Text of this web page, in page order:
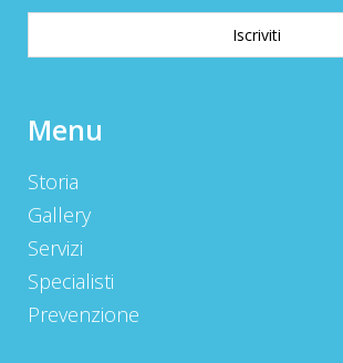
Menu
Storia
Gallery
Servizi
Specialisti
Prevenzione